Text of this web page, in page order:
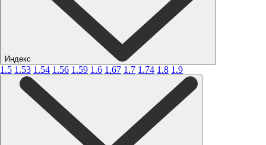
Индекс
1.5 1.53 1.54 1.56 1.59 1.6 1.67 1.7 1.74 1.8 1.9